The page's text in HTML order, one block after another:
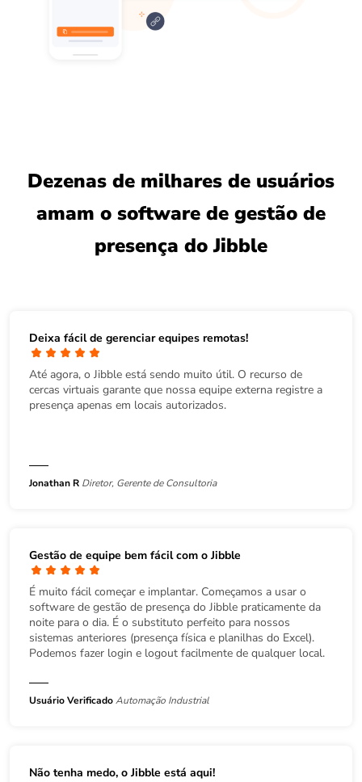
Dezenas de milhares de usuários
amam o software de gestão de
presença do Jibble
Deixa fácil de gerenciar equipes remotas!
Até agora, o Jibble está sendo muito útil. O recurso de
cercas virtuais garante que nossa equipe externa registre a
presença apenas em locais autorizados.
Jonathan R Diretor, Gerente de Consultoria
Gestão de equipe bem fácil com o Jibble
É muito fácil começar e implantar. Começamos a usar o
software de gestão de presença do Jibble praticamente da
noite para o dia. É o substituto perfeito para nossos
sistemas anteriores (presença física e planilhas do Excel).
Podemos fazer login e logout facilmente de qualquer local.
Usuário VerificadoAutomação Industrial
Não tenha medo, o Jibble está aqui!